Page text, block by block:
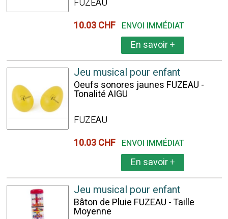
FUZEAU
10.03 CHF ENVOI IMMÉDIAT
En savoir+
Jeu musical pour enfant
Oeufs sonores jaunes FUZEAU -
Tonalité AIGU
FUZEAU
10.03 CHF ENVOI IMMÉDIAT
En savoir+
Jeu musical pour enfant
Bâton de Pluie FUZEAU - Taille
Moyenne